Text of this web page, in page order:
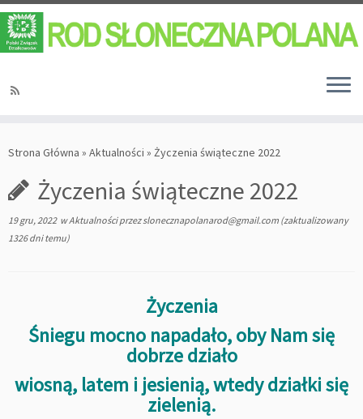
Strona Główna » Aktualności » Życzenia świąteczne 2022
Życzenia świąteczne 2022
19 gru, 2022wAktualnościprzezslonecznapolanarod@gmail.com (zaktualizowany
1326 dni temu)
Życzenia
Śniegu mocno napadało, oby Nam się
dobrze działo
wiosną, latem i jesienią, wtedy działki się
zielenią.